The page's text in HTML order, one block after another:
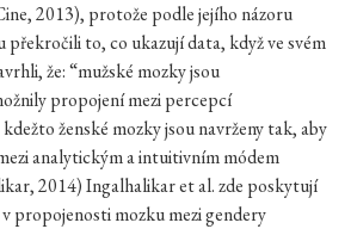
2013), protože podle jejího názoru
to, co ukazují data, když ve svém
že: “mužské mozky jsou
propojení mezi percepcí
ženské mozky jsou navrženy tak, aby
analytickým a intuitivním módem
2014) Ingalhalikar et al. zde poskytují
propojenosti mozku mezi gendery